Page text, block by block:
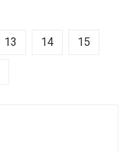
ERA:
ES:
13 14 15